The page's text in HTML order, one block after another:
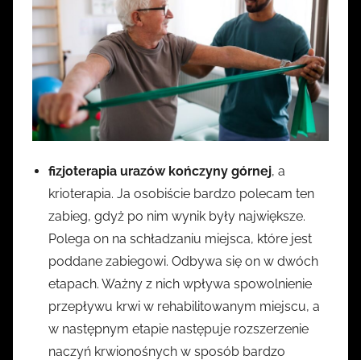
fizjoterapia urazów kończyny górnej, a
krioterapia. Ja osobiście bardzo polecam ten
zabieg, gdyż po nim wynik były największe.
Polega on na schładzaniu miejsca, które jest
poddane zabiegowi. Odbywa się on w dwóch
etapach. Ważny z nich wpływa spowolnienie
przepływu krwi w rehabilitowanym miejscu, a
w następnym etapie następuje rozszerzenie
naczyń krwionośnych w sposób bardzo